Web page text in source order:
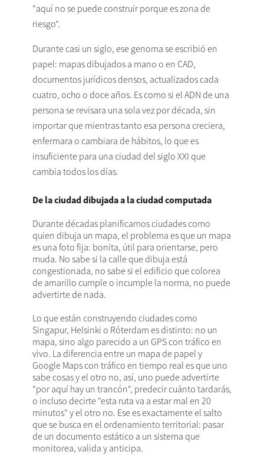
"aquí no se puede construir porque es zona de
riesgo".
Durante casi un siglo, ese genoma se escribió en
papel: mapas dibujados a mano o en CAD,
documentos jurídicos densos, actualizados cada
cuatro, ocho o doce años. Es como si el ADN de una
persona se revisara una sola vez por década, sin
importar que mientras tanto esa persona creciera,
enfermara o cambiara de hábitos, lo que es
insuficiente para una ciudad del siglo XXI que
cambia todos los días.
De la ciudad dibujada a la ciudad computada
Durante décadas planificamos ciudades como
quien dibuja un mapa, el problema es que un mapa
es una foto fija: bonita, útil para orientarse, pero
muda. No sabe si la calle que dibuja está
congestionada, no sabe si el edificio que colorea
de amarillo cumple o incumple la norma, no puede
advertirte de nada.
Lo que están construyendo ciudades como
Singapur, Helsinki o Róterdam es distinto: no un
mapa, sino algo parecido a un GPS con tráfico en
vivo. La diferencia entre un mapa de papel y
Google Maps con tráfico en tiempo real es que uno
sabe cosas y el otro no, así, uno puede advertirte
"por aquí hay un trancón", predecir cuánto tardarás,
o incluso decirte "esta ruta va a estar mal en 20
minutos" y el otro no. Ese es exactamente el salto
que se busca en el ordenamiento territorial: pasar
de un documento estático a un sistema que
monitorea, valida y anticipa.